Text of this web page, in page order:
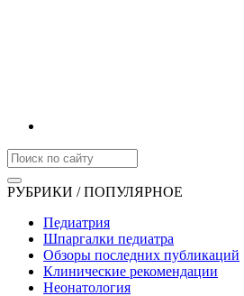
РУБРИКИ / ПОПУЛЯРНОЕ
Педиатрия
Шпаргалки педиатра
Обзоры последних публикаций
Клинические рекомендации
Неонатология